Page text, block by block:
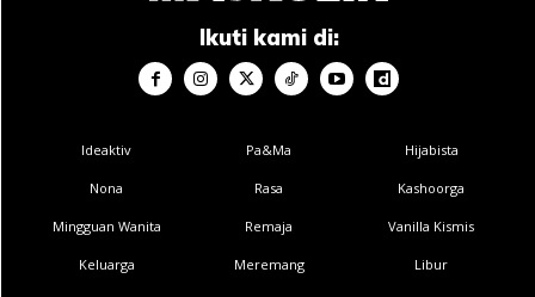
TEMPOH MASA DAN KEKERAPAN
minimum pula adalah 30 minit. Dalam aspek ini, ia
Ikuti kami di:
Ideaktiv
Nona
Mingguan Wanita
Keluarga
Pa&Ma
Rasa
Remaja
Meremang
Hijabista
Kashoorga
Vanilla Kismis
Libur